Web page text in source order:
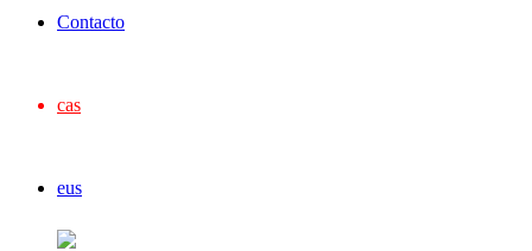
Contacto
cas
eus